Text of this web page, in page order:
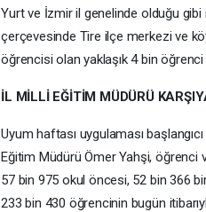
Yurt ve İzmir il genelinde olduğu
çerçevesinde Tire ilçe merkezi ve
öğrencisi olan yaklaşık 4 bin öğrenci
İL MİLLİ EĞİTİM MÜDÜRÜ
Uyum haftası uygulaması
Eğitim Müdürü Ömer Yahşi, öğrenci
57 bin 975 okul öncesi, 52 bin 366
233 bin 430 öğrencinin bugün